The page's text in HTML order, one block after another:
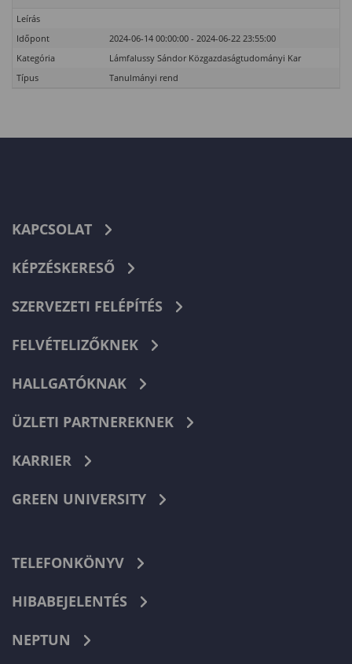
Leírás
Időpont
2024-06-14 00:00:00 - 2024-06-22 23:55:00
Kategória
Lámfalussy Sándor Közgazdaságtudományi Kar
Típus
Tanulmányi rend
KAPCSOLAT
KÉPZÉSKERESŐ
SZERVEZETI FELÉPÍTÉS
FELVÉTELIZŐKNEK
HALLGATÓKNAK
ÜZLETI PARTNEREKNEK
KARRIER
GREEN UNIVERSITY
TELEFONKÖNYV
HIBABEJELENTÉS
NEPTUN